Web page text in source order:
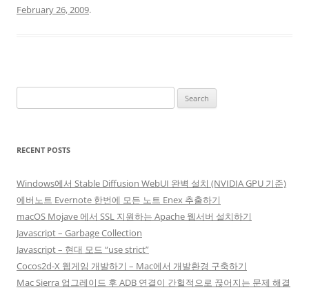
February 26, 2009.
for:
RECENT POSTS
Windows에서 Stable Diffusion WebUI 완벽 설치 (NVIDIA GPU 기준)
에버노트 Evernote 한번에 모든 노트 Enex 추출하기
macOS Mojave 에서 SSL 지원하는 Apache 웹서버 설치하기
Javascript – Garbage Collection
Javascript – 현대 모드 “use strict”
Cocos2d-X 웹게임 개발하기 – Mac에서 개발환경 구축하기
Mac Sierra 업그레이드 후 ADB 연결이 간헐적으로 끊어지는 문제 해결